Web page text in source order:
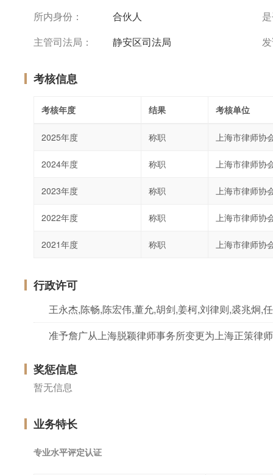
所内身份：
合伙人
主管司法局：
静安区司法局
考核信息
考核年度 结果 考核单位
2025年度 称职 上海市律师协
2024年度 称职 上海市律师协
2023年度 称职 上海市律师协
2022年度 称职 上海市律师协
2021年度 称职 上海市律师协
行政许可
准予詹广从上海脱颖律师事务所变更为上海正策律
奖惩信息
暂无信息
业务特长
专业水平评定认证